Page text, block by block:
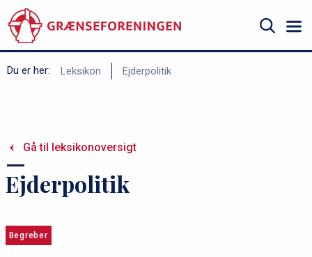
til
hovedindhold
Søg
Du er her:
k
r
u
m
Leksikon Ejderpolitik
Gå til leksikonoversigt
Ejderpolitik
Begreber